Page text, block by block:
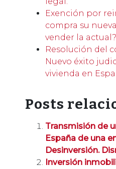
Exención por
compra su
vender la
Resolución del
Nuevo éxito
vivienda en
Posts
Transmisión de
España de una
Desinversión.
Inversión